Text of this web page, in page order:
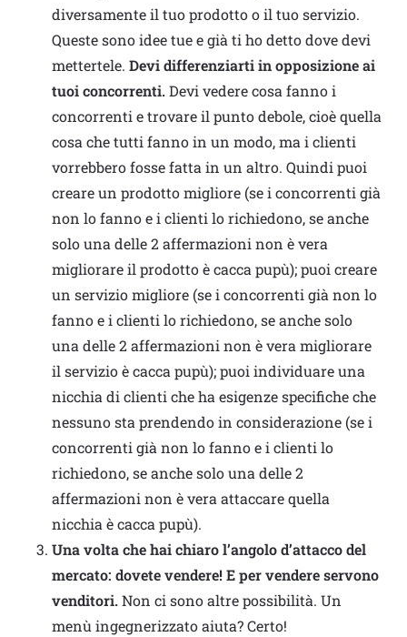
diversamente il tuo prodotto o il tuo servizio.
Queste sono idee tue e già ti ho detto dove devi
mettertele. Devi differenziarti in opposizione ai
tuoi concorrenti.Devi vedere cosa fanno i
concorrenti e trovare il punto debole, cioè quella
cosa che tutti fanno in un modo, ma i clienti
vorrebbero fosse fatta in un altro. Quindi puoi
creare un prodotto migliore (se i concorrenti già
non lo fanno e i clienti lo richiedono, se anche
solo una delle 2 affermazioni non è vera
migliorare il prodotto è cacca pupù); puoi creare
un servizio migliore (se i concorrenti già non lo
fanno e i clienti lo richiedono, se anche solo
una delle 2 affermazioni non è vera migliorare
il servizio è cacca pupù); puoi individuare una
nicchia di clienti che ha esigenze specifiche che
nessuno sta prendendo in considerazione (se i
concorrenti già non lo fanno e i clienti lo
richiedono, se anche solo una delle 2
affermazioni non è vera attaccare quella
nicchia è cacca pupù).
Una volta che hai chiaro l’angolo d’attacco del
mercato: dovete vendere! E per vendere servono
venditori.Non ci sono altre possibilità. Un
menù ingegnerizzato aiuta? Certo!